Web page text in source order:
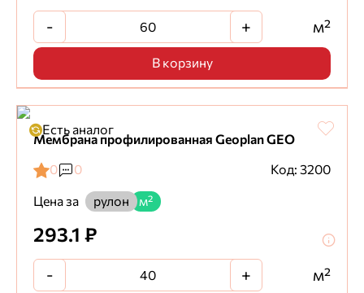
- + м²
В корзину
Есть аналог
Мембрана профилированная Geoplan GEO
0
0
Код: 3200
Цена за
рулон м²
293.1 ₽
- + м²